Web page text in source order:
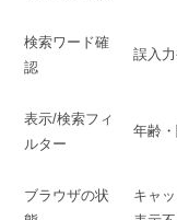
検索ワード確
認
誤入
表示/検索フィ
ルター
年齢
ブラウザの状
キャ